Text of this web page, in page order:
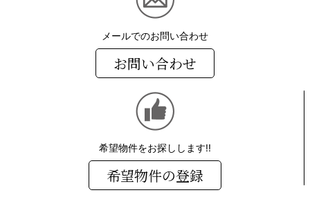
メールでのお問い合わせ
お問い合わせ
希望物件をお探しします!!
希望物件の登録